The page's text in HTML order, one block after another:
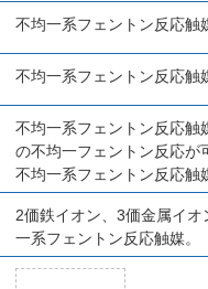
不均一系フェントン反応触
不均一系フェントン反応触
不均一系フェントン反応触
の不均一フェントン反応が
不均一系フェントン反応触
2価鉄イオン、3価金属イ
一系フェントン反応触媒。